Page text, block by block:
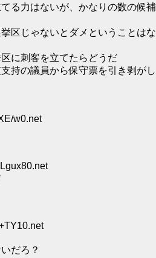
る力はないが、かなりの数の候補
区じゃないとダメということはな
に刺客を立てたらどうだ
持の議員から保守票を引き剥がし
w0.net
だろ？